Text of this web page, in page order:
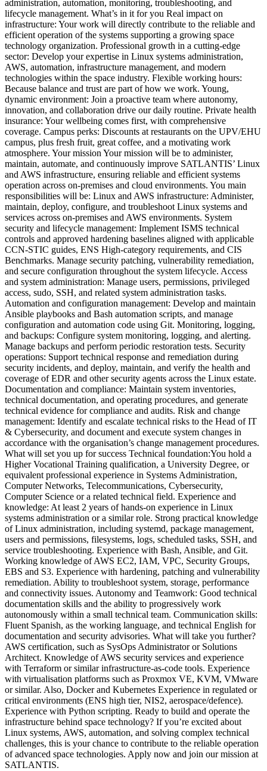
administration, automation, monitoring, troubleshooting, and
lifecycle management. What’s in it for you Real impact on
infrastructure: Your work will directly contribute to the reliable and
efficient operation of the systems supporting a growing space
technology organization. Professional growth in a cutting-edge
sector: Develop your expertise in Linux systems administration,
AWS, automation, infrastructure management, and modern
technologies within the space industry. Flexible working hours:
Because balance and trust are part of how we work. Young,
dynamic environment: Join a proactive team where autonomy,
innovation, and collaboration drive our daily routine. Private health
insurance: Your wellbeing comes first, with comprehensive
coverage. Campus perks: Discounts at restaurants on the UPV/EHU
campus, plus fresh fruit, great coffee, and a motivating work
atmosphere. Your mission Your mission will be to administer,
maintain, automate, and continuously improve SATLANTIS’ Linux
and AWS infrastructure, ensuring reliable and efficient systems
operation across on-premises and cloud environments. You main
responsibilities will be: Linux and AWS infrastructure: Administer,
maintain, deploy, configure, and troubleshoot Linux systems and
services across on-premises and AWS environments. System
security and lifecycle management: Implement ISMS technical
controls and approved hardening baselines aligned with applicable
CCN-STIC guides, ENS High-category requirements, and CIS
Benchmarks. Manage security patching, vulnerability remediation,
and secure configuration throughout the system lifecycle. Access
and system administration: Manage users, permissions, privileged
access, sudo, SSH, and related system administration tasks.
Automation and configuration management: Develop and maintain
Ansible playbooks and Bash automation scripts, and manage
configuration and automation code using Git. Monitoring, logging,
and backups: Configure system monitoring, logging, and alerting.
Manage backups and perform periodic restoration tests. Security
operations: Support technical response and remediation during
security incidents, and deploy, maintain, and verify the health and
coverage of EDR and other security agents across the Linux estate.
Documentation and compliance: Maintain system inventories,
technical documentation, and operating procedures, and generate
technical evidence for compliance and audits. Risk and change
management: Identify and escalate technical risks to the Head of IT
& Cybersecurity, and document and execute system changes in
accordance with the organisation’s change management procedures.
What will set you up for success Technical foundation:You hold a
Higher Vocational Training qualification, a University Degree, or
equivalent professional experience in Systems Administration,
Computer Networks, Telecommunications, Cybersecurity,
Computer Science or a related technical field. Experience and
knowledge: At least 2 years of hands-on experience in Linux
systems administration or a similar role. Strong practical knowledge
of Linux administration, including systemd, package management,
users and permissions, filesystems, logs, scheduled tasks, SSH, and
service troubleshooting. Experience with Bash, Ansible, and Git.
Working knowledge of AWS EC2, IAM, VPC, Security Groups,
EBS and S3. Experience with hardening, patching and vulnerability
remediation. Ability to troubleshoot system, storage, performance
and connectivity issues. Autonomy and Teamwork: Good technical
documentation skills and the ability to progressively work
autonomously within a small technical team. Communication skills:
Fluent Spanish, as the working language, and technical English for
documentation and security advisories. What will take you further?
AWS certification, such as SysOps Administrator or Solutions
Architect. Knowledge of AWS security services and experience
with Terraform or similar infrastructure-as-code tools. Experience
with virtualisation platforms such as Proxmox VE, KVM, VMware
or similar. Also, Docker and Kubernetes Experience in regulated or
critical environments (ENS high tier, NIS2, aerospace/defence).
Experience with Python scripting. Ready to build and operate the
infrastructure behind space technology? If you’re excited about
Linux systems, AWS, automation, and solving complex technical
challenges, this is your chance to contribute to the reliable operation
of advanced space technologies. Apply now and join our mission at
SATLANTIS.